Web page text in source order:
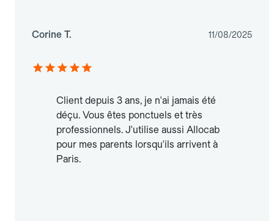
Corine T. 11/08/2025
Client depuis 3 ans, je n'ai jamais été
déçu. Vous êtes ponctuels et très
professionnels. J'utilise aussi Allocab
pour mes parents lorsqu'ils arrivent à
Paris.